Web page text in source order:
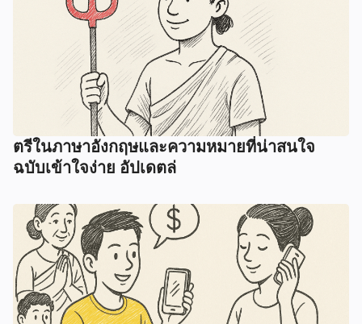
ตรีในภาษาอังกฤษและความหมายที่น่าสนใจ
ฉบับเข้าใจง่าย อัปเดตล่